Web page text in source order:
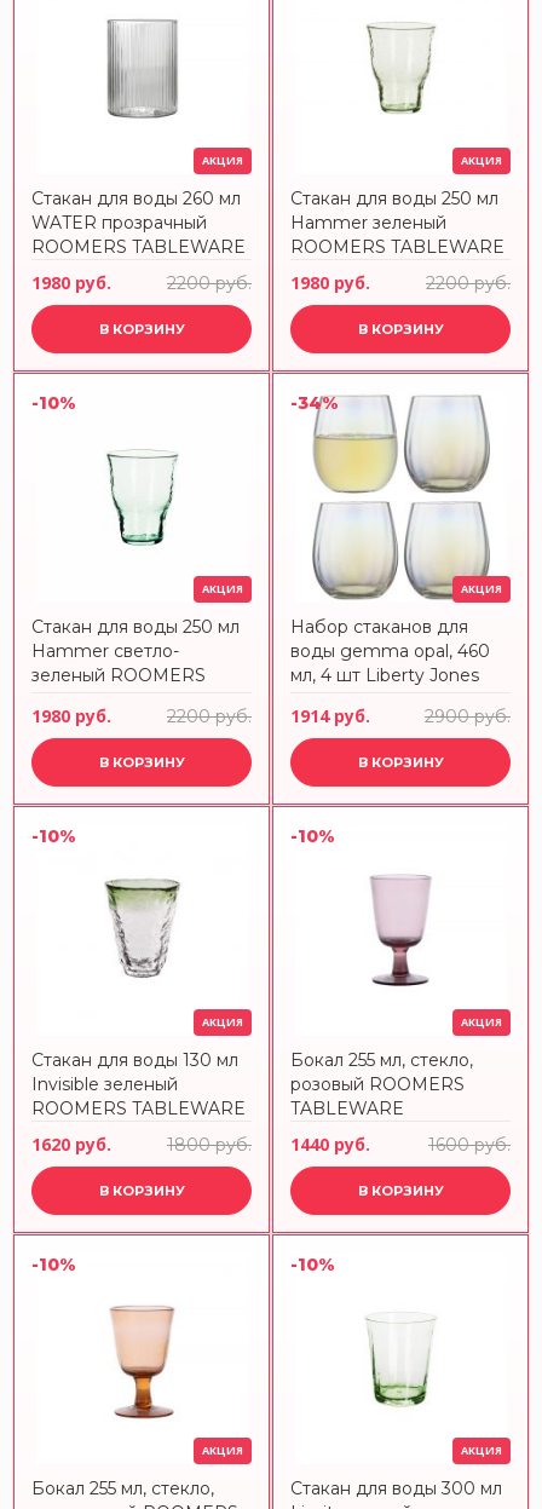
АКЦИЯ
Стакан для воды 260 мл
WATER прозрачный
ROOMERS TABLEWARE
1980 руб. 2200 руб.
В КОРЗИНУ
АКЦИЯ
Стакан для воды 250 мл
Hammer зеленый
ROOMERS TABLEWARE
1980 руб. 2200 руб.
В КОРЗИНУ
-10%
АКЦИЯ
Стакан для воды 250 мл
Hammer светло-
зеленый ROOMERS
1980 руб. 2200 руб.
В КОРЗИНУ
-34%
АКЦИЯ
Набор стаканов для
воды gemma opal, 460
мл, 4 шт Liberty Jones
1914 руб. 2900 руб.
В КОРЗИНУ
-10%
АКЦИЯ
Стакан для воды 130 мл
Invisible зеленый
ROOMERS TABLEWARE
1620 руб. 1800 руб.
В КОРЗИНУ
-10%
АКЦИЯ
Бокал 255 мл, стекло,
розовый ROOMERS
TABLEWARE
1440 руб. 1600 руб.
В КОРЗИНУ
-10%
АКЦИЯ
Бокал 255 мл, стекло,
-10%
АКЦИЯ
Стакан для воды 300 мл